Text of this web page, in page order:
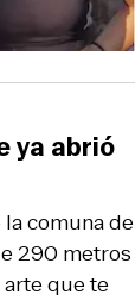
comuna de
290 metros
que te
ya abrió